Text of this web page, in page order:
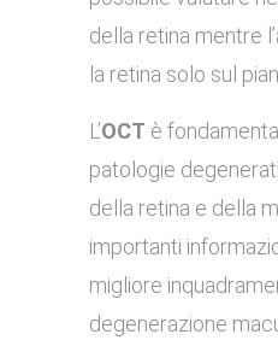
della retina mentre
la retina solo sul
L’OCT è
patologie
della retina e della
importanti
migliore
degenerazione